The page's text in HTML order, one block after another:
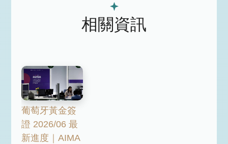
相關資訊
葡萄牙黃金簽
證 2026/06 最
新進度｜AIMA